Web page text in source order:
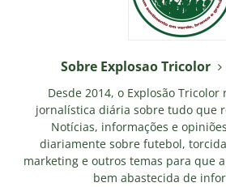
Sobre Explosao Tricolor
Desde 2014, o Explosão
jornalística diária sobre tudo que
Notícias, informações e
diariamente sobre futebol,
marketing e outros temas para que
bem abastecida de